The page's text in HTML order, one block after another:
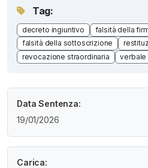
Tag:
decreto ingiuntivo
falsità della
falsità della sottoscrizione
revocazione straordinaria
verbale
Data Sentenza:
19/01/2026
Carica: